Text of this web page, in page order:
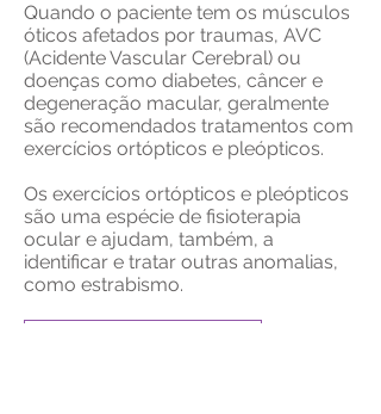
Quando o paciente tem os músculos
óticos afetados por traumas, AVC
(Acidente Vascular Cerebral) ou
doenças como diabetes, câncer e
degeneração macular, geralmente
são recomendados tratamentos com
exercícios ortópticos e pleópticos.
Os exercícios ortópticos e pleópticos
são uma espécie de fisioterapia
ocular e ajudam, também, a
identificar e tratar outras anomalias,
como estrabismo.